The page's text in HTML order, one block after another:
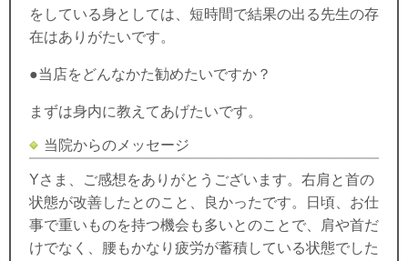
をしている身としては、短時間で結果の出る先生の存
在はありがたいです。
●当店をどんなかた勧めたいですか？
まずは身内に教えてあげたいです。
当院からのメッセージ
Yさま、ご感想をありがとうございます。右肩と首の
状態が改善したとのこと、良かったです。日頃、お仕
事で重いものを持つ機会も多いとのことで、肩や首だ
けでなく、腰もかなり疲労が蓄積している状態でした